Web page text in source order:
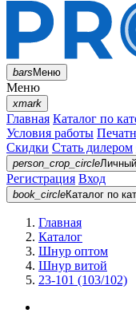
barsМеню
Меню
xmark
Главная Каталог по
Условия работы
Скидки Стать дилером
person_crop_circle
Регистрация Вход
book_circleКаталог по
Главная
Каталог
Шнур оптом
Шнур витой
23-101 (103/102)